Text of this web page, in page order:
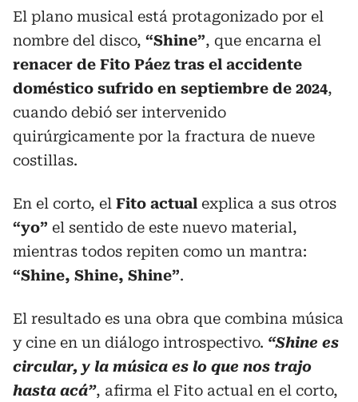
El plano musical está protagonizado por el
nombre del disco, “Shine”, que encarna el
renacer de Fito Páez tras el accidente
doméstico sufrido en septiembre de 2024,
cuando debió ser intervenido
quirúrgicamente por la fractura de nueve
costillas.
En el corto, el Fito actual explica a sus otros
“yo” el sentido de este nuevo material,
mientras todos repiten como un mantra:
“Shine, Shine, Shine”.
El resultado es una obra que combina música
y cine en un diálogo introspectivo. “Shine es
circular, y la música es lo que nos trajo
hasta acá”, afirma el Fito actual en el corto,